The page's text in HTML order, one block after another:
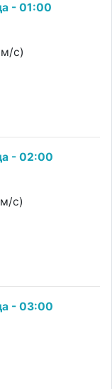
- 01:00
м/с)
- 02:00
с)
- 03:00